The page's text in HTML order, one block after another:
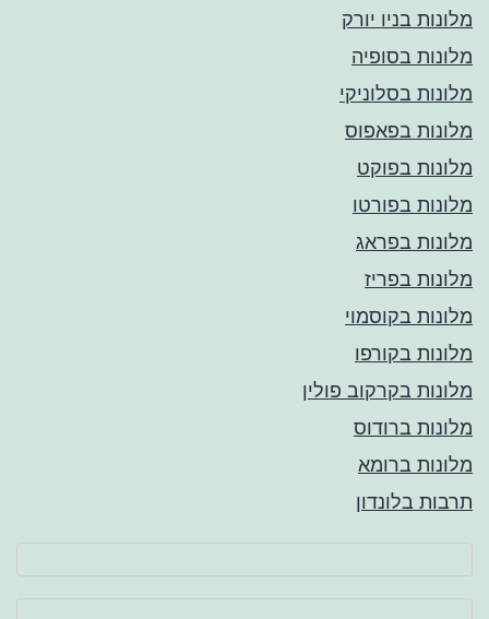
מלונות בניו יורק
מלונות בסופיה
מלונות בסלוניקי
מלונות בפאפוס
מלונות בפוקט
מלונות בפורטו
מלונות בפראג
מלונות בפריז
מלונות בקוסמוי
מלונות בקורפו
מלונות בקרקוב פולין
מלונות ברודוס
מלונות ברומא
תרבות בלונדון